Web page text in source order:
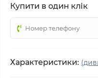
Купити в один клік
Характеристики: